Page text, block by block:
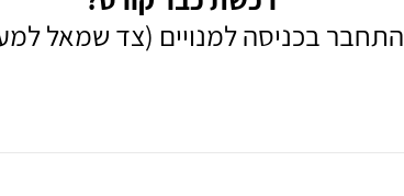
התחבר בכניסה למנויים (צד שמאל